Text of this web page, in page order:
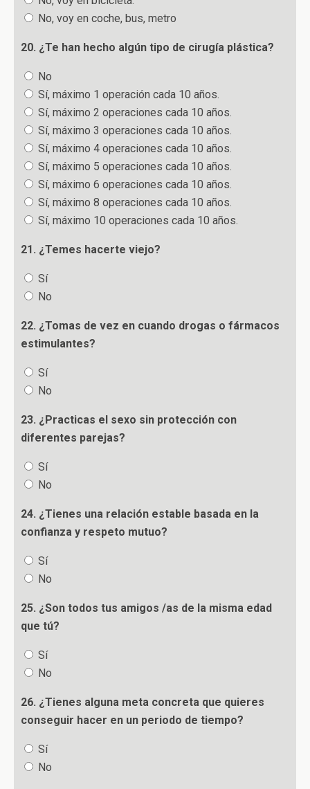
No, voy en coche, bus, metro
20. ¿Te han hecho algún tipo de cirugía plástica?
No
Sí, máximo 1 operación cada 10 años.
Sí, máximo 2 operaciones cada 10 años.
Sí, máximo 3 operaciones cada 10 años.
Sí, máximo 4 operaciones cada 10 años.
Sí, máximo 5 operaciones cada 10 años.
Sí, máximo 6 operaciones cada 10 años.
Sí, máximo 8 operaciones cada 10 años.
Sí, máximo 10 operaciones cada 10 años.
21. ¿Temes hacerte viejo?
Sí
No
22. ¿Tomas de vez en cuando drogas o fármacos
estimulantes?
Sí
No
23. ¿Practicas el sexo sin protección con
diferentes parejas?
Sí
No
24. ¿Tienes una relación estable basada en la
confianza y respeto mutuo?
Sí
No
25. ¿Son todos tus amigos /as de la misma edad
que tú?
Sí
No
26. ¿Tienes alguna meta concreta que quieres
conseguir hacer en un periodo de tiempo?
Sí
No